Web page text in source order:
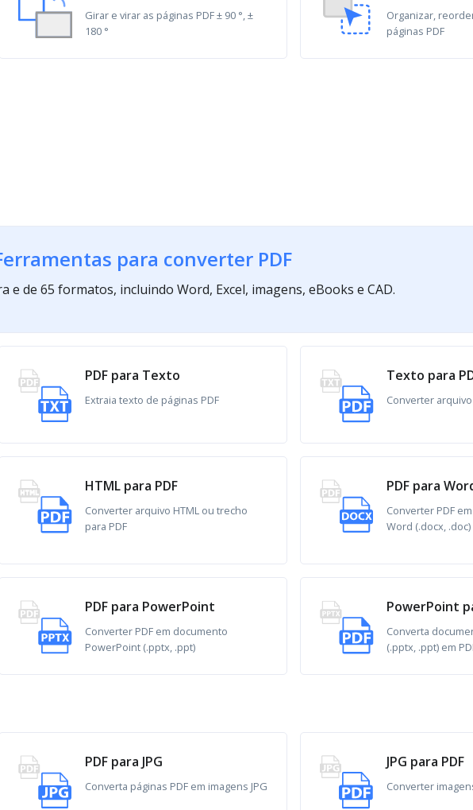
Girar e virar as páginas PDF ± 90 °, ±
180 °
Organizar,
páginas PDF
para converter PDF
e de 65 formatos, incluindo Word, Excel, imagens, eBooks e CAD.
PDF para Texto
Extraia texto de páginas PDF
Texto para
Converter
HTML para PDF
Converter arquivo HTML ou trecho
para PDF
PDF para
Converter PDF
Word (.docx, .doc)
PDF para PowerPoint
Converter PDF em documento
PowerPoint (.pptx, .ppt)
PowerPoint
Converta
(.pptx, .ppt) em
PDF para JPG
Converta páginas PDF em imagens JPG
JPG para PDF
Converter